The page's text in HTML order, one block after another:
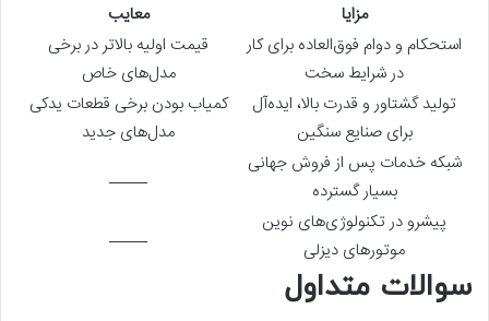
مزایا
معایب
استحکام و دوام فوق‌العاده برای کار
در شرایط سخت
قیمت اولیه بالاتر در برخی
مدل‌های خاص
تولید گشتاور و قدرت بالا، ایده‌آل
برای صنایع سنگین
کمیاب بودن برخی قطعات یدکی
مدل‌های جدید
شبکه خدمات پس از فروش جهانی
بسیار گسترده
_____
پیشرو در تکنولوژی‌های نوین
موتورهای دیزلی
_____
سوالات متداول